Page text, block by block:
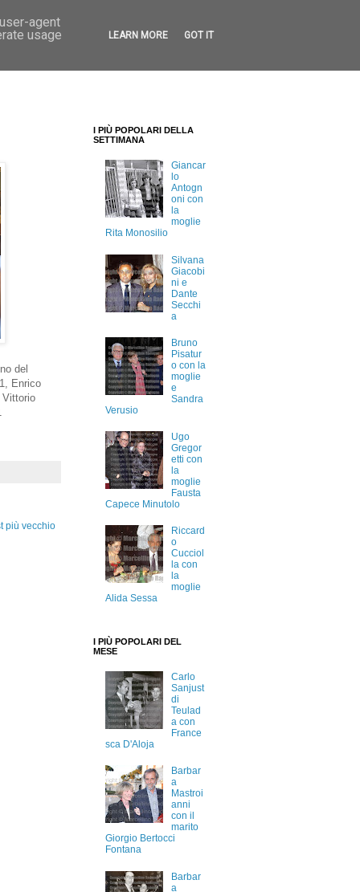
del
Enrico
più vecchio
I PIÙ POPOLARI DELLA
SETTIMANA
Giancar
lo
Antogn
oni con
la
moglie
Rita Monosilio
Silvana
Giacobi
ni e
Dante
Secchi
a
Bruno
Pisatur
o con la
moglie
e
Sandra
Verusio
Ugo
Gregor
etti con
la
moglie
Fausta
Capece Minutolo
Riccard
o
Cucciol
la con
la
moglie
Alida Sessa
I PIÙ POPOLARI DEL
MESE
Carlo
Sanjust
di
Teulad
a con
France
sca D'Aloja
Barbar
a
Mastroi
anni
con il
marito
Giorgio Bertocci
Fontana
Barbar
a
agent
usage
LEARN MORE GOT IT